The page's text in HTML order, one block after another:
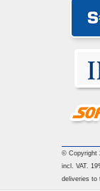
© Copyright
incl. VAT.
deliveries to